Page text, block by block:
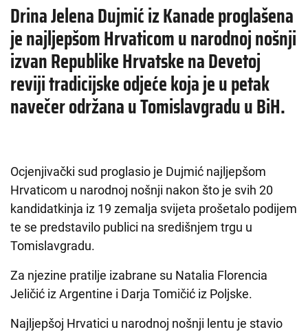
Drina Jelena Dujmić iz Kanade proglašena
je najljepšom Hrvaticom u narodnoj nošnji
izvan Republike Hrvatske na Devetoj
reviji tradicijske odjeće koja je u petak
navečer održana u Tomislavgradu u BiH.
Ocjenjivački sud proglasio je Dujmić najljepšom
Hrvaticom u narodnoj nošnji nakon što je svih 20
kandidatkinja iz 19 zemalja svijeta prošetalo podijem
te se predstavilo publici na središnjem trgu u
Tomislavgradu.
Za njezine pratilje izabrane su Natalia Florencia
Jeličić iz Argentine i Darja Tomičić iz Poljske.
Najljepšoj Hrvatici u narodnoj nošnji lentu je stavio